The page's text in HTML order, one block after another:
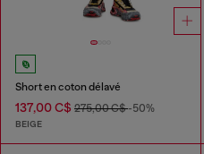
Short en coton délavé
137,00 C$ 275,00 C$-50%
BEIGE